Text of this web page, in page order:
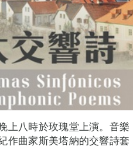
上八時於玫瑰堂上演。音樂
作曲家斯美塔納的交響詩套